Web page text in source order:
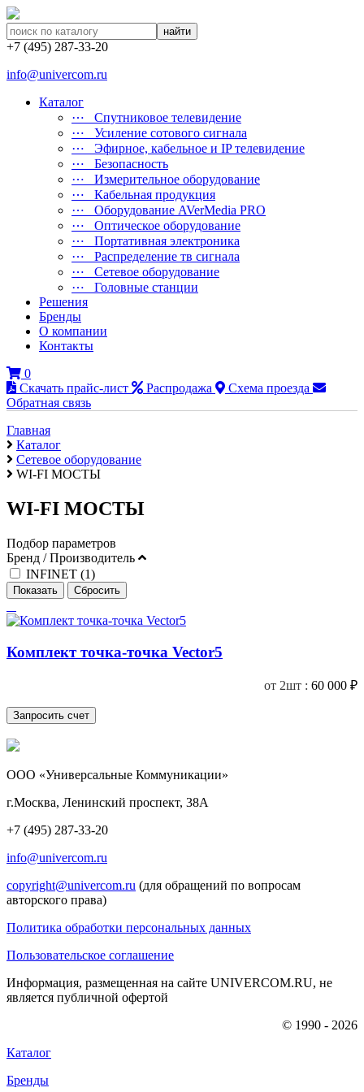
найти
+7 (495) 287-33-20
info@univercom.ru
Каталог
⋯ Cпутниковое телевидение
⋯ Усиление сотового сигнала
⋯ Эфирное, кабельное и IP телевидение
⋯ Безопасность
⋯ Измерительное оборудование
⋯ Кабельная продукция
⋯ Оборудование AVerMedia PRO
⋯ Оптическое оборудование
⋯ Портативная электроника
⋯ Распределение тв сигнала
⋯ Сетевое оборудование
⋯ Головные станции
Решения
Бренды
О компании
Контакты
0
Скачать прайс-лист
Распродажа
Схема проезда
Обратная связь
Главная
Каталог
Сетевое оборудование
WI-FI МОСТЫ
WI-FI МОСТЫ
Подбор параметров
Бренд / Производитель
INFINET (1)
Комплект точка-точка Vector5
от 2шт : 60 000 ₽
ООО «Универсальные Коммуникации»
г.Москва, Ленинский проспект, 38А
+7 (495) 287-33-20
info@univercom.ru
copyright@univercom.ru (для обращений по вопросам
авторского права)
Политика обработки персональных данных
Пользовательское соглашение
Информация, размещенная на сайте UNIVERCOM.RU, не
является публичной офертой
© 1990 - 2026
Каталог
Бренды